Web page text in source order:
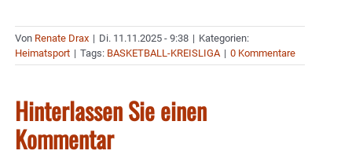
Von Renate Drax | Di. 11.11.2025 - 9:38 | Kategorien:
Heimatsport | Tags: BASKETBALL-KREISLIGA | 0 Kommentare
Hinterlassen Sie einen
Kommentar